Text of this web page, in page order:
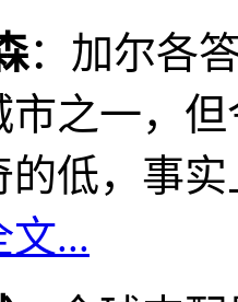
：加尔各
市之一，
的低，事
文...